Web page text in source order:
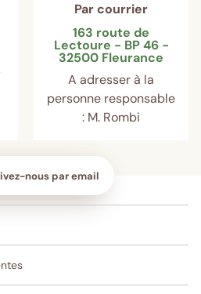
Par courrier
163 route de
Lectoure - BP 46 -
32500 Fleurance
A adresser à la
personne responsable
: M. Rombi
nous par email